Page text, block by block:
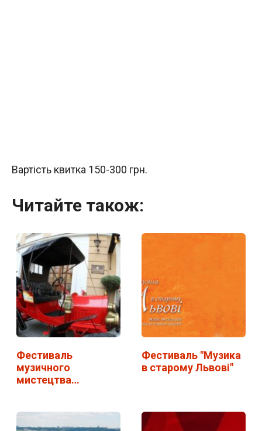
Вартість квитка 150-300 грн.
Читайте також:
Фестиваль
музичного
мистецтва
Фестиваль "Музика
в старому Львові"